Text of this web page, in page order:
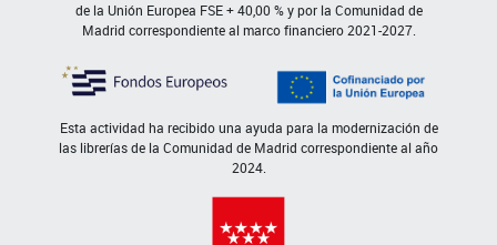
de la Unión Europea FSE + 40,00 % y por la Comunidad de
Madrid correspondiente al marco financiero 2021-2027.
Esta actividad ha recibido una ayuda para la modernización de
las librerías de la Comunidad de Madrid correspondiente al año
2024.